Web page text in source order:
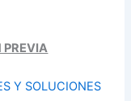
PREVIA
Y SOLUCIONES